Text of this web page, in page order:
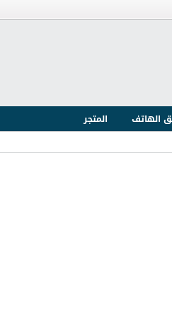
الهاتف
المتجر